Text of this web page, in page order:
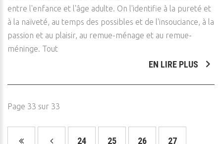
entre l'enfance et l'âge adulte. On l'identifie à la pureté et
à la naïveté, au temps des possibles et de l'insouciance, à la
passion et au plaisir, au remue-ménage et au remue-
méninge. Tout
EN LIRE PLUS
Page 33 sur 33
24 25 26 27